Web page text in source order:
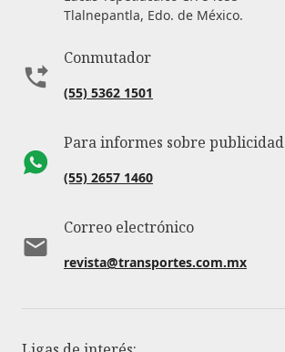
Tlalnepantla, Edo. de México.
Conmutador
(55) 5362 1501
Para informes sobre publicidad
(55) 2657 1460
Correo electrónico
revista@transportes.com.mx